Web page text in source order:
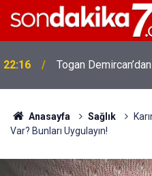
22:16 Togan
Anasayfa Sağlık
Var? Bunları Uygulayın!